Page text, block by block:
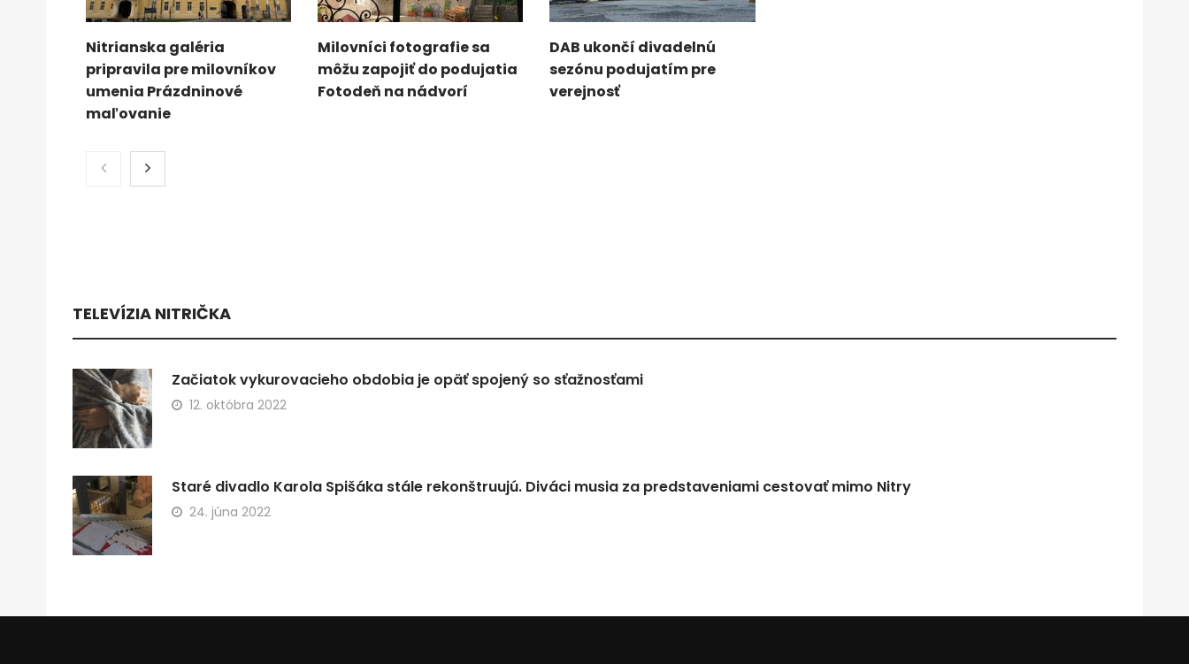
Nitrianska galéria
pripravila pre milovníkov
umenia Prázdninové
maľovanie
Milovníci fotografie sa
môžu zapojiť do podujatia
Fotodeň na nádvorí
DAB ukončí divadelnú
sezónu podujatím pre
verejnosť
TELEVÍZIA NITRIČKA
Začiatok vykurovacieho obdobia je opäť spojený so sťažnosťami
12. októbra 2022
Staré divadlo Karola Spišáka stále rekonštruujú. Diváci musia za predstaveniami cestovať mimo Nitry
24. júna 2022